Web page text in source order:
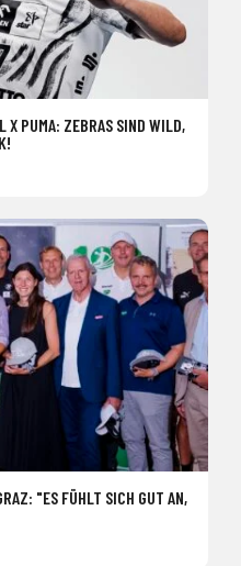
X PUMA: ZEBRAS SIND WILD,
"ES FÜHLT SICH GUT AN,